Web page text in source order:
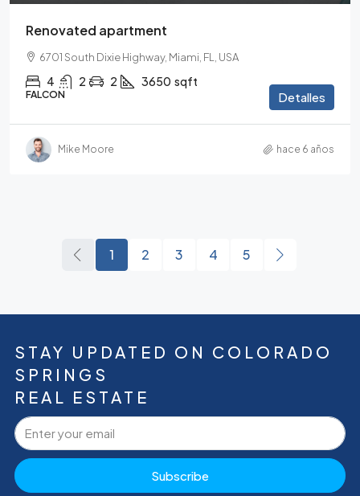
Renovated apartment
6701 South Dixie Highway, Miami, FL, USA
4 2 2 3650 sqft
FALCON Detalles
Mike Moore hace 6 años
1 2 3 4 5
STAY UPDATED ON COLORADO
SPRINGS
REAL ESTATE
Subscribe